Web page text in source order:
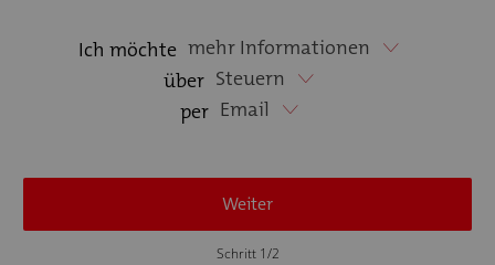
Ich möchte mehr Informationen
über Steuern
per Email
Weiter
Schritt 1/2